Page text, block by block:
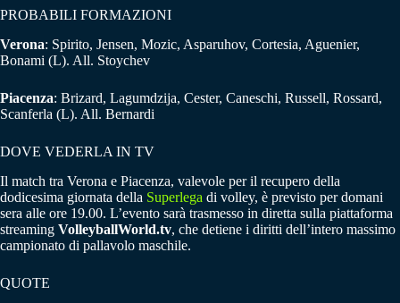
PROBABILI FORMAZIONI
Verona: Spirito, Jensen, Mozic, Asparuhov, Cortesia, Aguenier,
Bonami (L). All. Stoychev
Piacenza: Brizard, Lagumdzija, Cester, Caneschi, Russell, Rossard,
Scanferla (L). All. Bernardi
DOVE VEDERLA IN TV
Il match tra Verona e Piacenza, valevole per il recupero della
dodicesima giornata della Superlega di volley, è previsto per domani
sera alle ore 19.00. L’evento sarà trasmesso in diretta sulla piattaforma
streaming VolleyballWorld.tv, che detiene i diritti dell’intero massimo
campionato di pallavolo maschile.
QUOTE